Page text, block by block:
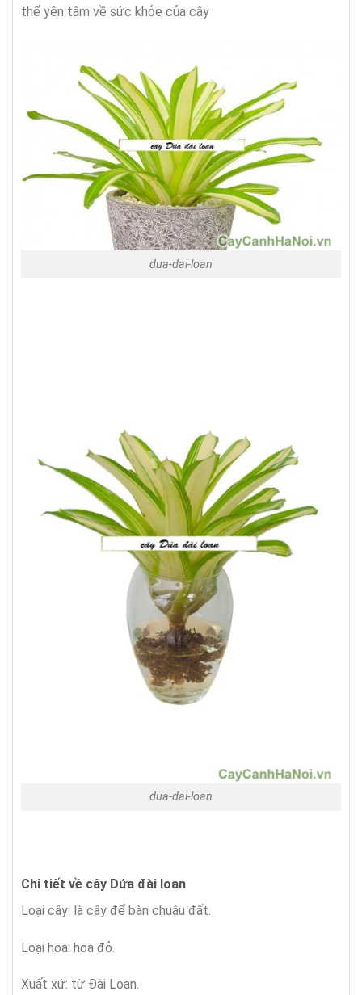
thể yên tâm về sức khỏe của cây
dua-dai-loan
dua-dai-loan
Chi tiết về cây Dứa đài loan
Loại cây: là cây để bàn chuậu đất.
Loại hoa: hoa đỏ.
Xuất xứ: từ Đài Loan.